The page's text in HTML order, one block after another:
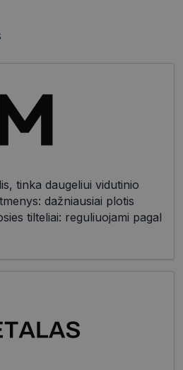
tinka daugeliui vidutinio
dažniausiai plotis
tilteliai: reguliuojami pagal